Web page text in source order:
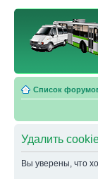
Список
Удалить
Вы уверены, что